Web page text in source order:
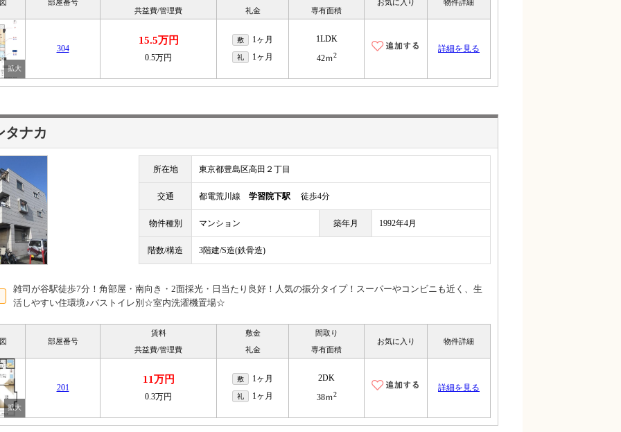
部屋番号
共益費/管理費
礼金
専有面積
お気に入り 物件詳細
304
15.5万円
0.5万円
敷 1ヶ月
礼 1ヶ月
1LDK
42ｍ2
詳細を見る
タナカ
所在地 東京都豊島区高田２丁目
交通 都電荒川線 学習院下駅 徒歩4分
物件種別 マンション 築年月 1992年4月
階数/構造 3階建/S造(鉄骨造)
雑司が谷駅徒歩7分！角部屋・南向き・2面採光・日当たり良好！人気の振分タイプ！スーパーやコンビニも近く、生
活しやすい住環境♪バストイレ別☆室内洗濯機置場☆
部屋番号
賃料
共益費/管理費
敷金
礼金
間取り
専有面積
お気に入り 物件詳細
201
11万円
0.3万円
敷 1ヶ月
礼 1ヶ月
2DK
38ｍ2
詳細を見る